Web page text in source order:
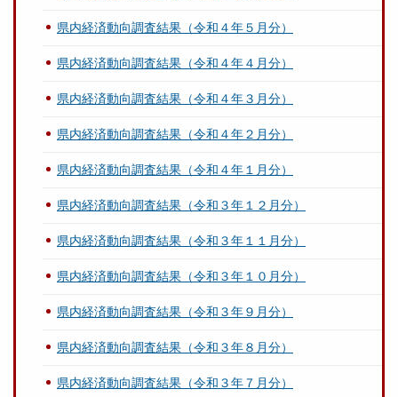
県内経済動向調査結果（令和４年５月分）
県内経済動向調査結果（令和４年４月分）
県内経済動向調査結果（令和４年３月分）
県内経済動向調査結果（令和４年２月分）
県内経済動向調査結果（令和４年１月分）
県内経済動向調査結果（令和３年１２月分）
県内経済動向調査結果（令和３年１１月分）
県内経済動向調査結果（令和３年１０月分）
県内経済動向調査結果（令和３年９月分）
県内経済動向調査結果（令和３年８月分）
県内経済動向調査結果（令和３年７月分）